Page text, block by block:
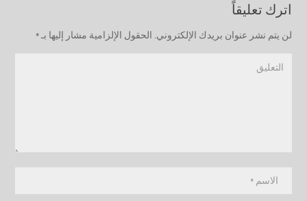
اترك تعليقاً
لن يتم نشر عنوان بريدك الإلكتروني. الحقول الإلزامية مشار إليها بـ *